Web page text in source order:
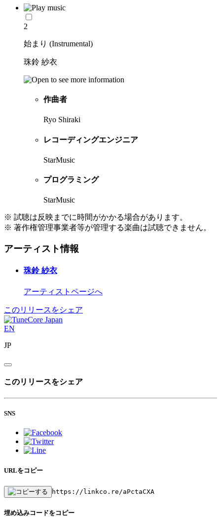
2
始まり (Instrumental)
珠鈴 紗衣
作曲者
Ryo Shiraki
レコーディングエンジニア
StarMusic
プログラミング
StarMusic
※ 試聴は反映までに時間がかかる場合があります。
※ 著作権管理事業者等が管理する楽曲は試聴できません。
アーティスト情報
珠鈴 紗衣
アーティストページへ
このリリースをシェア
EN
JP
このリリースをシェア
SNS
URLをコピー
https://linkco.re/aPctaCXA
埋め込みコードをコピー